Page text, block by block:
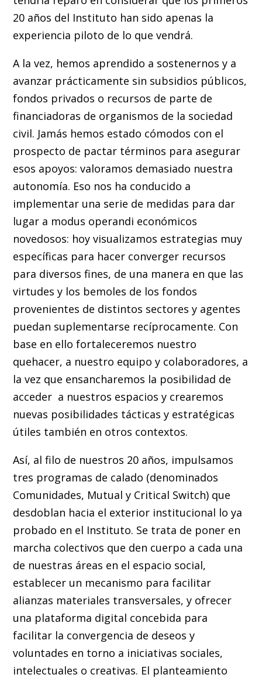
20 años del Instituto han sido apenas la
experiencia piloto de lo que vendrá.
A la vez, hemos aprendido a sostenernos y a
avanzar prácticamente sin subsidios públicos,
fondos privados o recursos de parte de
financiadoras de organismos de la sociedad
civil. Jamás hemos estado cómodos con el
prospecto de pactar términos para asegurar
esos apoyos: valoramos demasiado nuestra
autonomía. Eso nos ha conducido a
implementar una serie de medidas para dar
lugar a modus operandi económicos
novedosos: hoy visualizamos estrategias muy
específicas para hacer converger recursos
para diversos fines, de una manera en que las
virtudes y los bemoles de los fondos
provenientes de distintos sectores y agentes
puedan suplementarse recíprocamente. Con
base en ello fortaleceremos nuestro
quehacer, a nuestro equipo y colaboradores, a
la vez que ensancharemos la posibilidad de
acceder a nuestros espacios y crearemos
nuevas posibilidades tácticas y estratégicas
útiles también en otros contextos.
Así, al filo de nuestros 20 años, impulsamos
tres programas de calado (denominados
Comunidades, Mutual y Critical Switch) que
desdoblan hacia el exterior institucional lo ya
probado en el Instituto. Se trata de poner en
marcha colectivos que den cuerpo a cada una
de nuestras áreas en el espacio social,
establecer un mecanismo para facilitar
alianzas materiales transversales, y ofrecer
una plataforma digital concebida para
facilitar la convergencia de deseos y
voluntades en torno a iniciativas sociales,
intelectuales o creativas. El planteamiento